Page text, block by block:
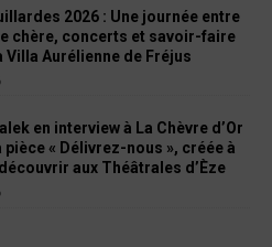
2026 : Une journée entre
chère, concerts et savoir-faire
Aurélienne de Fréjus
en interview à La Chèvre d’Or
pièce « Délivrez-nous », créée à
aux Théâtrales d’Èze